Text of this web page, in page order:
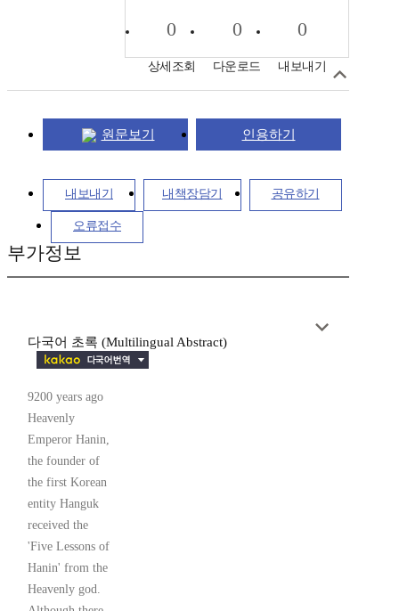
0
상세조회
0
다운로드
0
내보내기
원문보기 인용하기
내보내기 내책장담기 공유하기
오류접수
부가정보
다국어 초록 (Multilingual Abstract)
9200 years ago
Heavenly
Emperor Hanin,
the founder of
the first Korean
entity Hanguk
received the
'Five Lessons of
Hanin' from the
Heavenly god.